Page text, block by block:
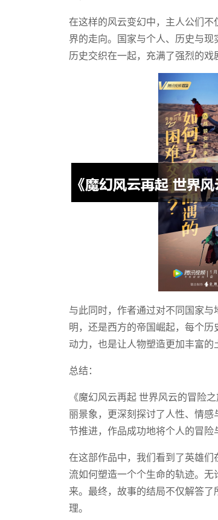
在这样的风云变幻中，主人公们
界的走向。国家与个人、历史与
历史交织在一起，充满了强烈的戏
与此同时，作者通过对不同国家
明，还是西方的帝国崛起，每个
动力，也是让人物塑造更加丰富的
总结：
《魔幻风云再起 世界风云的冒险
丽景象，更深刻探讨了人性、情
节推进，作品成功地将个人的冒险
在这部作品中，我们看到了英雄
流如何塑造一个个生命的轨迹。
来。最终，故事的结局不仅解答
理。